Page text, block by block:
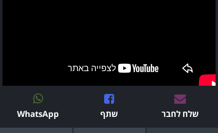
שלח לחבר שתף WhatsApp